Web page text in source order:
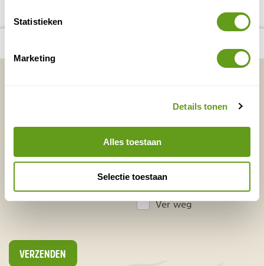
Statistieken
Marketing
Details tonen
Alles toestaan
Selectie toestaan
E-mailadres*
Ver weg
VERZENDEN